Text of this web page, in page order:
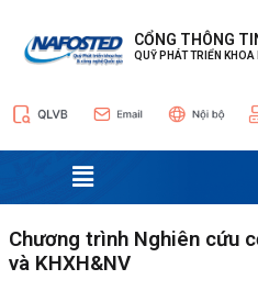
CỔNG THÔNG
QUỸ PHÁT TRIỂN KHOA
Menu
Chương trình Nghiên cứu
và KHXH&NV
hướng
bài